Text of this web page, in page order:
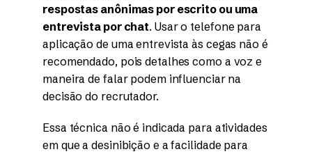
respostas anônimas por escrito ou uma
entrevista por chat. Usar o telefone para
aplicação de uma entrevista às cegas não é
recomendado, pois detalhes como a voz e
maneira de falar podem influenciar na
decisão do recrutador.
Essa técnica não é indicada para atividades
em que a desinibição e a facilidade para